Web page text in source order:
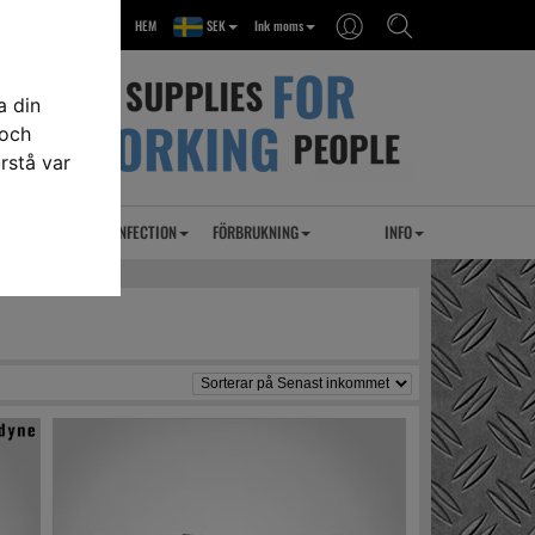
din
var
Ink moms
SEK
HEM
UVC DESINFECTION FÖRBRUKNING INFO